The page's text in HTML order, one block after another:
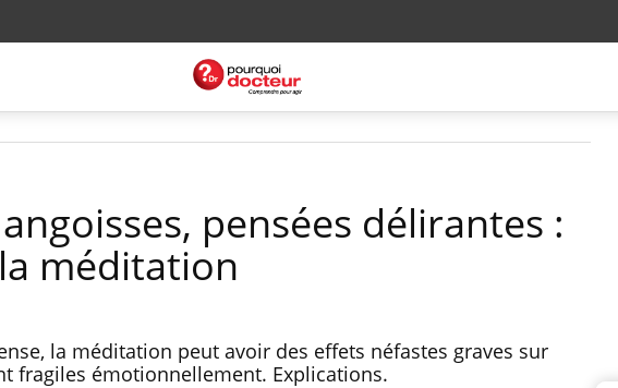
pensées délirantes :
méditation
la méditation peut avoir des effets néfastes graves sur
fragiles émotionnellement. Explications.